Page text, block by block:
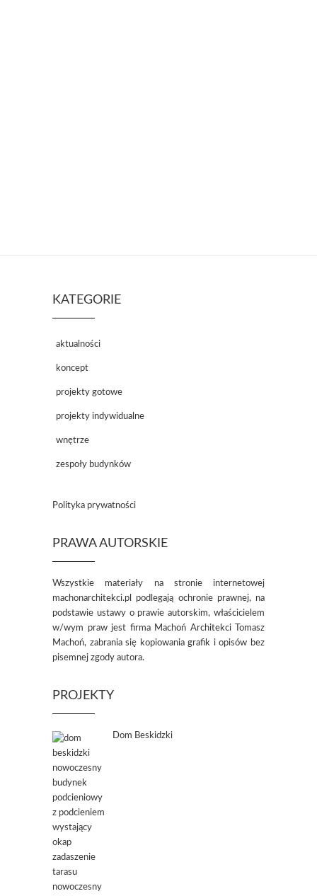
KATEGORIE
aktualności
koncept
projekty gotowe
projekty indywidualne
wnętrze
zespoły budynków
Polityka prywatności
PRAWA AUTORSKIE
Wszystkie materiały na stronie internetowej
machonarchitekci.pl podlegają ochronie prawnej, na
podstawie ustawy o prawie autorskim, właścicielem
w/wym praw jest firma Machoń Architekci Tomasz
Machoń, zabrania się kopiowania grafik i opisów bez
pisemnej zgody autora.
PROJEKTY
Dom Beskidzki